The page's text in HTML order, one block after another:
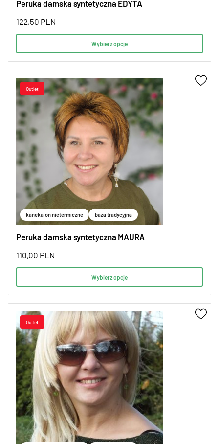
Peruka damska syntetyczna EDYTA
122,50 PLN
Wybierz opcje
kanekalon nietermiczne baza tradycyjna
Peruka damska syntetyczna MAURA
110,00 PLN
Wybierz opcje